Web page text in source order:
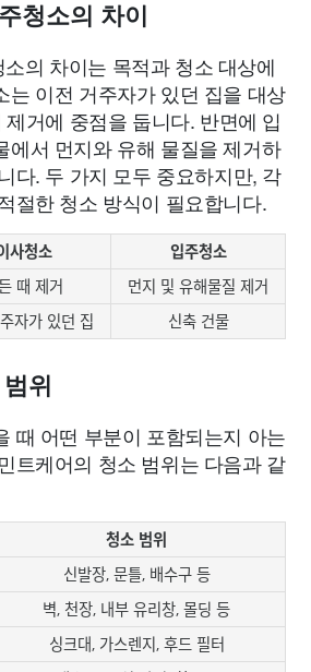
청소의 차이
의 차이는 목적과 청소 대상에
는 이전 거주자가 있던 집을 대상
거에 중점을 둡니다. 반면에 입
에서 먼지와 유해 물질을 제거하
다. 두 가지 모두 중요하지만, 각
절한 청소 방식이 필요합니다.
사청소
입주청소
때 제거
먼지 및 유해물질 제거
자가 있던 집 신축 건물
위
때 어떤 부분이 포함되는지 아는
트케어의 청소 범위는 다음과 같
청소 범위
신발장, 문틀, 배수구 등
벽, 천장, 내부 유리창, 몰딩 등
싱크대, 가스렌지, 후드 필터